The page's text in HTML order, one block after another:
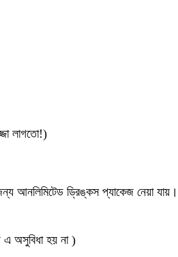
লাগতো!)
আনলিমিটেড ড্রিঙ্কস প্যাকেজ নেয়া যায়।
এ অসুবিধা হয় না )